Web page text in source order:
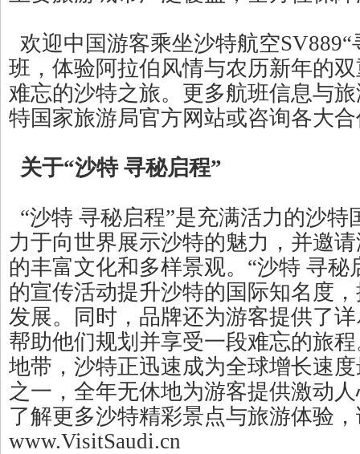
欢迎中国游客乘坐沙特航空
班，体验阿拉伯风情与农历新年的
难忘的沙特之旅。更多航班信息与
特国家旅游局官方网站或咨询各大
关于“沙特 寻秘启程”
“沙特 寻秘启程”是充满活力的沙特
力于向世界展示沙特的魅力，并邀
的丰富文化和多样景观。“沙特 寻秘
的宣传活动提升沙特的国际知名度
发展。同时，品牌还为游客提供了
帮助他们规划并享受一段难忘的旅
地带，沙特正迅速成为全球增长速
之一，全年无休地为游客提供激动
了解更多沙特精彩景点与旅游体验
www.VisitSaudi.cn